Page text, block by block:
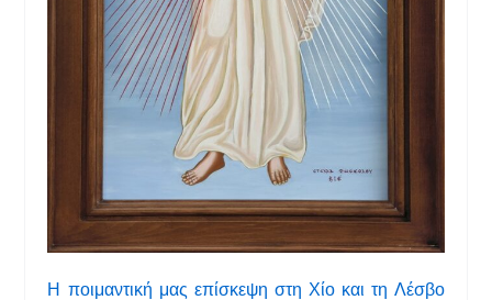
Η ποιμαντική μας επίσκεψη στη Χίο και τη Λέσβο